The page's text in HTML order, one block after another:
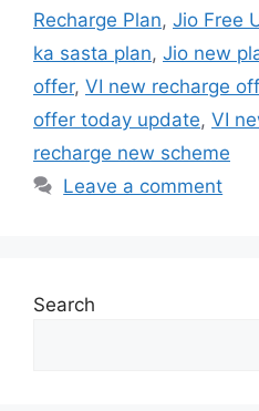
Recharge Plan, Jio Free
ka sasta plan, Jio new
offer, VI new recharge
offer today update, VI
recharge new scheme
Leave a comment
Search